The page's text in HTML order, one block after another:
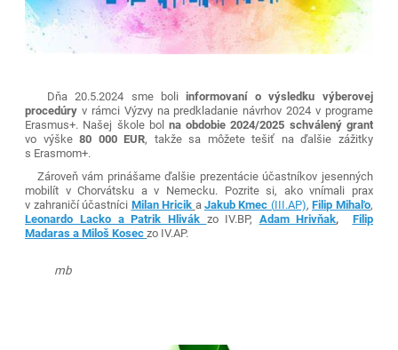
Dňa 20.5.2024 sme boli informovaní o výsledku výberovej
procedúry v rámci Výzvy na predkladanie návrhov 2024 v programe
Erasmus+. Našej škole bol na obdobie 2024/2025 schválený grant
vo výške80 000 EUR, takže sa môžete tešiť na ďalšie zážitky
s Erasmom+.
Zároveň vám prinášame ďalšie prezentácie účastníkov jesenných
mobilít v Chorvátsku a v Nemecku. Pozrite si, ako vnímali prax
v zahraničí účastníci Milan Hricik a Jakub Kmec (III.AP),Filip Mihaľo,
Leonardo Lacko a Patrik Hlivák zo IV.BP, Adam Hrivňak,
Filip
Madaras a Miloš Kosec zo IV.AP.
mb